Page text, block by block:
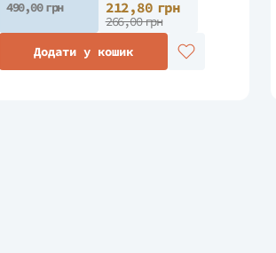
490,00 грн
212,80 грн
266,00 грн
Додати у кошик